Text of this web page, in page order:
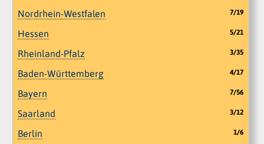
Nordrhein-Westfalen 7/19
Hessen 5/21
Rheinland-Pfalz 3/35
Baden-Württemberg 4/17
Bayern 7/56
Saarland 3/12
Berlin 1/6